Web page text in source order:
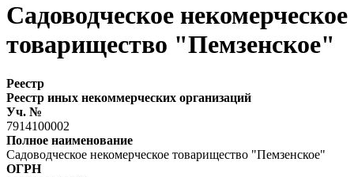
Садоводческое некомерческое
товарищество "Пемзенское"
Реестр
Реестр иных некоммерческих организаций
Уч. №
7914100002
Полное наименование
Садоводческое некомерческое товарищество "Пемзенское"
ОГРН